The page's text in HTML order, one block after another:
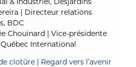
| Directeur relations
BDC
Chouinard | Vice-présidente
International
clotûre | Regard vers l’avenir